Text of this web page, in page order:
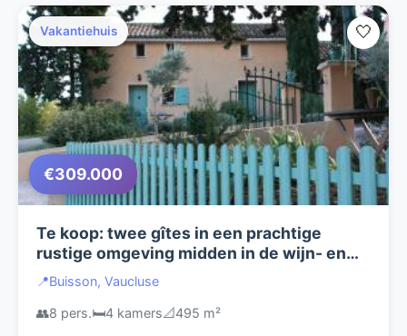
Vakantiehuis
€309.000
🤍
Te koop: twee gîtes in een prachtige
rustige omgeving midden in de wijn- en
olijfgaarden vlakbij Villedieu en de Mont
Ventoux
📍Buisson, Vaucluse
👥8 pers.🛏️4 kamers📐495 m²